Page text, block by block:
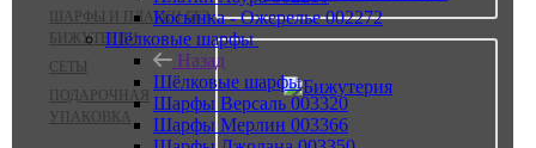
ШАРФЫ И ПЛАТКИ БЕЗ
БИЖУТЕРИИ
СЕТЫ
ПОДАРОЧНАЯ
УПАКОВКА
Косынка - Ожерелье 002272
Шёлковые шарфы
Назад
Шёлковые шарфы
Шарфы Версаль 003320
Шарфы Мерлин 003366